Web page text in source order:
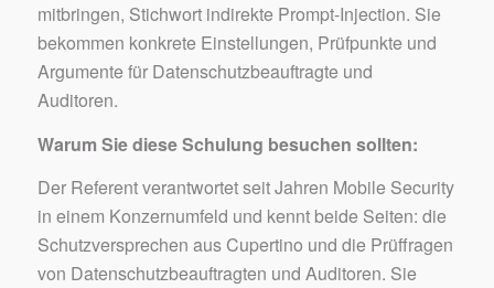
mitbringen, Stichwort indirekte Prompt-Injection. Sie
bekommen konkrete Einstellungen, Prüfpunkte und
Argumente für Datenschutzbeauftragte und
Auditoren.
Warum Sie diese Schulung besuchen sollten:
Der Referent verantwortet seit Jahren Mobile Security
in einem Konzernumfeld und kennt beide Seiten: die
Schutzversprechen aus Cupertino und die Prüffragen
von Datenschutzbeauftragten und Auditoren. Sie